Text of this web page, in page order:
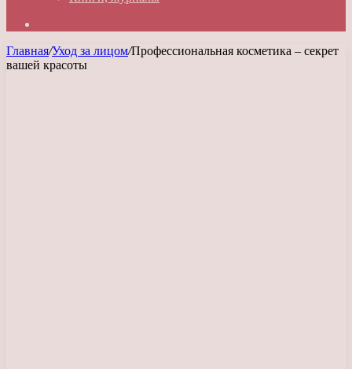
Главная/Уход за лицом/Профессиональная косметика – секрет
вашей красоты